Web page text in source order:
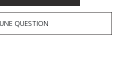
QUESTION